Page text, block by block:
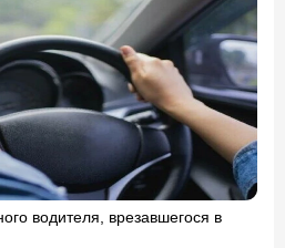
водителя, врезавшегося в